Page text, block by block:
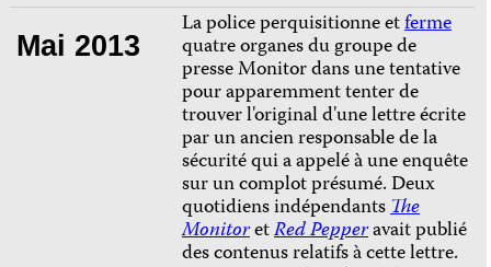
Mai 2013
La police perquisitionne etferme
quatre organes du groupe de
presse Monitor dans une tentative
pour apparemment tenter de
trouver l'original d'une lettre écrite
par un ancien responsable de la
sécurité qui a appelé à une enquête
sur un complot présumé. Deux
quotidiens indépendantsThe
MonitoretRed Pepperavait publié
des contenus relatifs à cette lettre.